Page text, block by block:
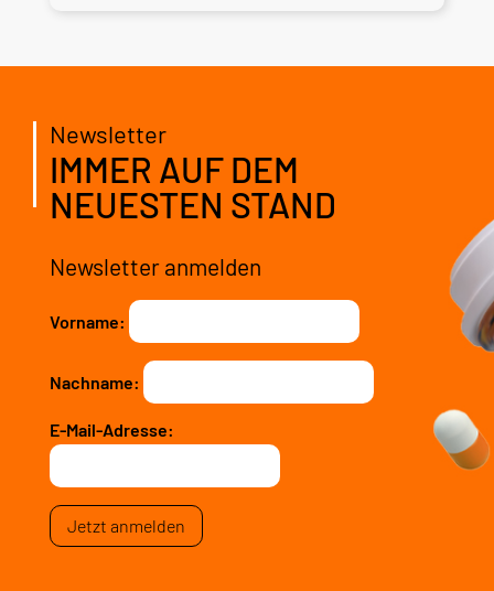
Newsletter
IMMER AUF DEM
NEUESTEN STAND
Newsletter anmelden
Vorname:
Nachname:
E-Mail-Adresse: